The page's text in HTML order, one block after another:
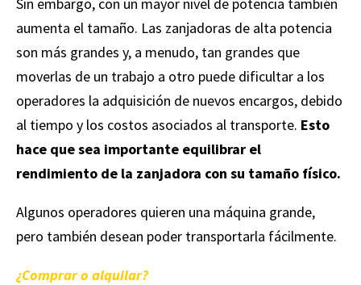
aumenta el tamaño. Las zanjadoras de alta potencia
son más grandes y, a menudo, tan grandes que
moverlas de un trabajo a otro puede dificultar a los
operadores la adquisición de nuevos encargos, debido
al tiempo y los costos asociados al transporte. Esto
hace que sea importante equilibrar el
rendimiento de la zanjadora con su tamaño físico.
Algunos operadores quieren una máquina grande,
pero también desean poder transportarla fácilmente.
¿Comprar o alquilar?